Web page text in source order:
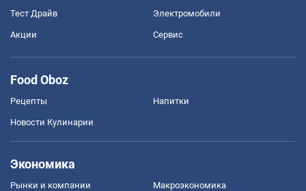
Тест Драйв Электромобили
Акции Сервис
Food Oboz
Рецепты Напитки
Новости Кулинарии
Экономика
Рынки и компании Mакроэкономика